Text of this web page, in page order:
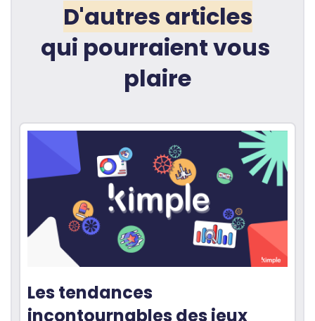
D'autres articles
qui pourraient vous
plaire
Les tendances
incontournables des jeux